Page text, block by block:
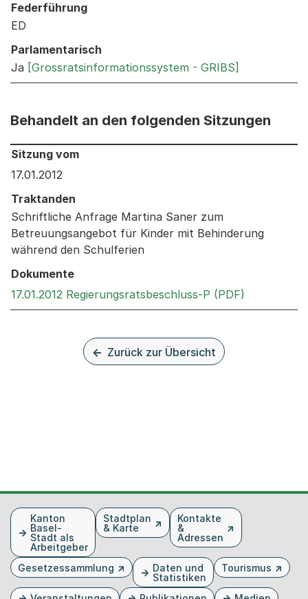
Federführung
ED
Parlamentarisch
Ja [Grossratsinformationssystem - GRIBS]
Behandelt an den folgenden Sitzungen
Behandelt an den folgenden Sitzungen: Informationen
Sitzung vom
17.01.2012
Traktanden
Schriftliche Anfrage Martina Saner zum
Betreuungsangebot für Kinder mit Behinderung
während den Schulferien
Dokumente
17.01.2012 Regierungsratsbeschluss-P (PDF)
Zurück zur Übersicht
FusszeileKanton
Basel-
Stadt als
Arbeitgeber
Stadtplan
& Karte
Kontakte
&
Adressen
Gesetzessammlung
Daten und
Statistiken
Tourismus